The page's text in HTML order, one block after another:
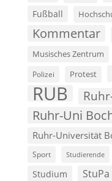
Fußball
Kommentar
Musisches Zentrum
Polizei Protest
RUB
Ruhr-Uni
Ruhr-Universität
Sport Studierende
Studium StuPa